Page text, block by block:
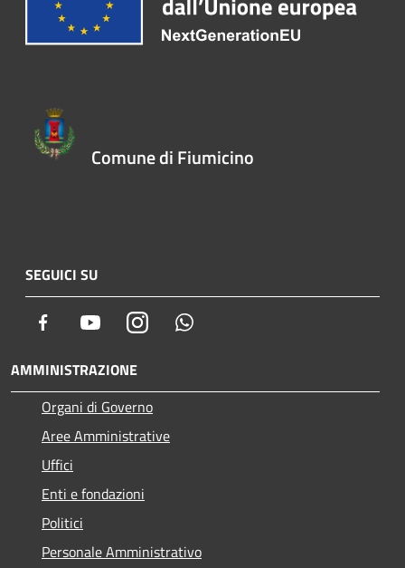
Comune di Fiumicino
SEGUICI SU
Facebook YoutubeInstagram
AMMINISTRAZIONE
Organi di Governo
Aree Amministrative
Uffici
Enti e fondazioni
Politici
Personale Amministrativo